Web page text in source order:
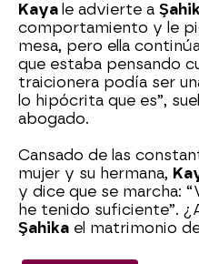
Kaya le advierte a
comportamiento y le
mesa, pero ella
que estaba pensando
traicionera podía ser
lo hipócrita que es”,
abogado.
Cansado de las
mujer y su hermana,
y dice que se marcha:
he tenido suficiente”.
Şahika el matrimonio